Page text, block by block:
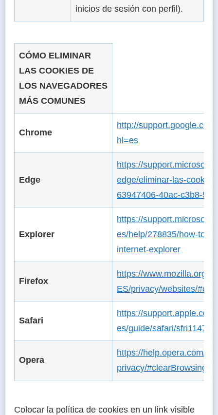
inicios de sesión con perfil).
CÓMO ELIMINAR
LAS COOKIES DE
LOS NAVEGADORES
MÁS COMUNES
Chrome
http://
hl=es
Edge
https://
edge/eliminar-las-
63947406-40ac-c3b8-
Explorer
https://
es/help/278835/how-to-
internet-explorer
Firefox
https://www.mozilla.org/
ES/privacy/websites/
Safari
https://
es/guide/safari/sfri11471/
Opera
https://help.opera.com/
privacy/
Colocar la política de cookies en un link visible